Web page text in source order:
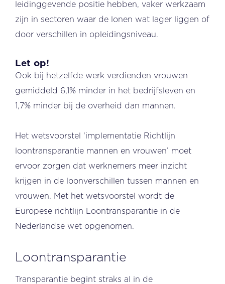
leidinggevende positie hebben, vaker werkzaam
zijn in sectoren waar de lonen wat lager liggen of
door verschillen in opleidingsniveau.
Let op!
Ook bij hetzelfde werk verdienden vrouwen
gemiddeld 6,1% minder in het bedrijfsleven en
1,7% minder bij de overheid dan mannen.
Het wetsvoorstel ‘implementatie Richtlijn
loontransparantie mannen en vrouwen’ moet
ervoor zorgen dat werknemers meer inzicht
krijgen in de loonverschillen tussen mannen en
vrouwen. Met het wetsvoorstel wordt de
Europese richtlijn Loontransparantie in de
Nederlandse wet opgenomen.
Loontransparantie
Transparantie begint straks al in de